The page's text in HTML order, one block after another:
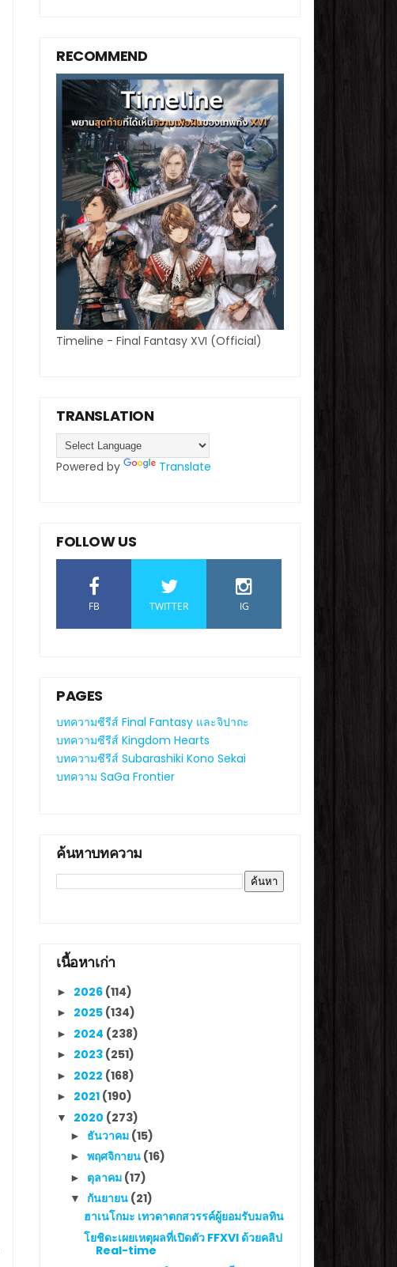
RECOMMEND
Timeline - Final Fantasy XVI (Official)
TRANSLATION
Powered by Translate
FOLLOW US
FB TWITTER IG
PAGES
บทความซีรีส์ Final Fantasy และจิปาถะ
บทความซีรีส์ Kingdom Hearts
บทความซีรีส์ Subarashiki Kono Sekai
บทความ SaGa Frontier
ค้นหาบทความ
เนื้อหาเก่า
► 2026 (114)
► 2025 (134)
► 2024 (238)
► 2023 (251)
► 2022 (168)
► 2021 (190)
▼ 2020 (273)
► ธันวาคม (15)
► พฤศจิกายน (16)
► ตุลาคม (17)
▼ กันยายน (21)
ฮาเนโกมะ เทวดาตกสวรรค์ผู้ยอมรับมลทิน
โยชิดะเผยเหตุผลที่เปิดตัว FFXVI ด้วยคลิป
Real-time